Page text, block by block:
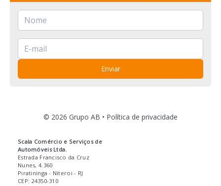
Enviar
© 2026 Grupo AB • Política de privacidade
Scala Comércio e Serviços de
Automóveis Ltda.
Estrada Francisco da Cruz
Nunes, 4.360
Piratininga - Niteroi - RJ
CEP: 24350-310